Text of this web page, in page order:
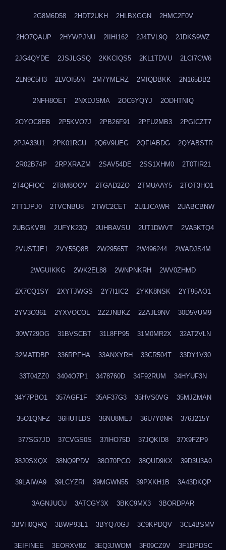
2G8M6D58 2HDT2UKH 2HLBXGGN 2HMC2F0V
2HO7QAUP 2HYWPJNU 2IIHI162 2J4TVL9Q 2JDKS9WZ
2JG4QYDE 2JSJLGSQ 2KKCIQS5 2KL1TDVU 2LCI7CW6
2LN9C5H3 2LVOI55N 2M7YMERZ 2MIQDBKK 2N165DB2
2NFH8OET 2NXDJSMA 2OC6YQYJ 2ODHTNIQ
2OYOC8EB 2P5KVO7J 2PB26F91 2PFU2MB3 2PGICZT7
2PJA33U1 2PK01RCU 2Q6V9UEG 2QFIABDG 2QYABSTR
2R02B74P 2RPXRAZM 2SAV54DE 2SS1XHM0 2T0TIR21
2T4QFIOC 2T8M8OOV 2TGAD2ZO 2TMUAAY5 2TOT3HO1
2TT1JPJ0 2TVCNBU8 2TWC2CET 2U1JCAWR 2UABCBNW
2UBGKVBI 2UFYK23Q 2UHBAVSU 2UT1DWVT 2VA5KTQ4
2VUSTJE1 2VY55Q8B 2W29565T 2W496244 2WADJS4M
2WGUIKKG 2WK2EL88 2WNPNKRH 2WV0ZHMD
2X7CQ1SY 2XYTJWGS 2Y7I1IC2 2YKK8NSK 2YT95AO1
2YV3O361 2YXVOCOL 2Z2JNBKZ 2ZAJL9NV 30D5VUM9
30W729OG 31BVSCBT 31L8FP95 31M0MR2X 32AT2VLN
32MATDBP 336RPFHA 33ANXYRH 33CR504T 33DY1V30
33T04ZZ0 3404O7P1 3478760D 34F92RUM 34HYUF3N
34Y7PBO1 357AGF1F 35AF37G3 35HVS0VG 35MJZMAN
35O1QNFZ 36HUTLDS 36NU8MEJ 36U7Y0NR 376J215Y
377SG7JD 37CVGS0S 37IHO75D 37JQKID8 37X9FZP9
38J0SXQX 38NQ9PDV 38O70PCO 38QUD9KX 39D3U3A0
39LAIWA9 39LCYZRI 39MGWN55 39PXKH1B 3A43DKQP
3AGNJUCU 3ATCGY3X 3BKC9MX3 3BORDPAR
3BVH0QRQ 3BWP93L1 3BYQ70GJ 3C9KPDQV 3CL4BSMV
3EIFINEE 3EORXV8Z 3EQ3JWOM 3F09CZ9V 3F1DPDSC